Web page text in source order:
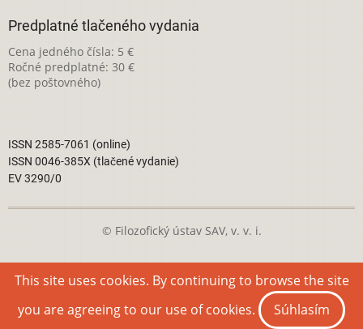
Predplatné tlačeného vydania
Cena jedného čísla: 5 €
Ročné predplatné: 30 €
(bez poštovného)
ISSN 2585-7061 (online)
ISSN 0046-385X (tlačené vydanie)
EV 3290/0
© Filozofický ústav SAV, v. v. i.
Táto webová stránka je licencovaná podCreative Commons
Attribution-NonCommercial 4.0 International License
This site uses cookies. By continuing to browse the site
you are agreeing to our use of cookies.
Súhlasím